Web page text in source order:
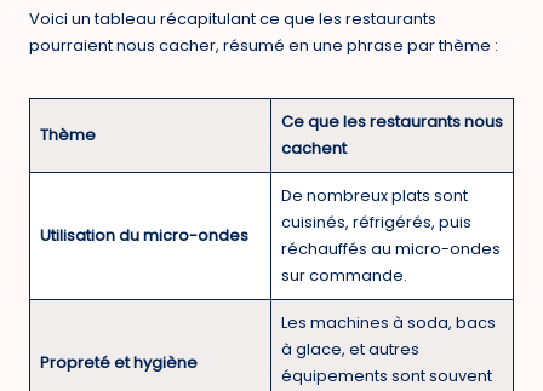
Voici un tableau récapitulant ce que les restaurants
pourraient nous cacher, résumé en une phrase par thème :
Thème
Ce que les restaurants nous
cachent
Utilisation du micro-ondes
De nombreux plats sont
cuisinés, réfrigérés, puis
réchauffés au micro-ondes
sur commande.
Propreté et hygiène
Les machines à soda, bacs
à glace, et autres
équipements sont souvent